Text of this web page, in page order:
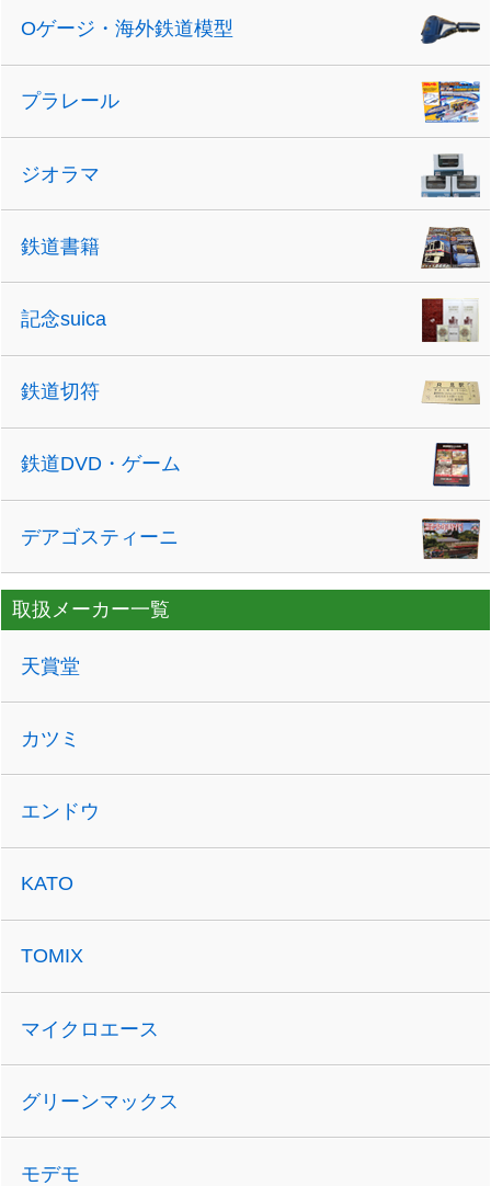
Oゲージ・海外鉄道模型
プラレール
ジオラマ
鉄道書籍
記念suica
鉄道切符
鉄道DVD・ゲーム
デアゴスティーニ
取扱メーカー一覧
天賞堂
カツミ
エンドウ
KATO
TOMIX
マイクロエース
グリーンマックス
モデモ